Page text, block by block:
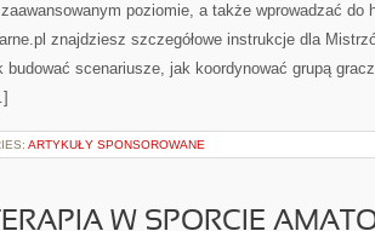
poziomie, a także wprowadzać do
znajdziesz szczegółowe instrukcje dla
budować scenariusze, jak koordynować grupą
ARTYKUŁY SPONSOROWANE
W SPORCIE